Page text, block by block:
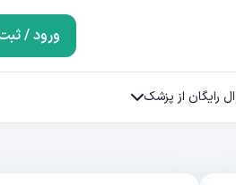
ورود /
رایگان از پزشک